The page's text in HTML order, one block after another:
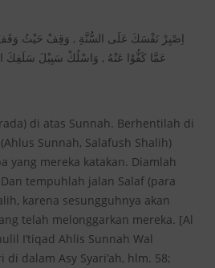
اِصْبِرْ نَفْسَكَ عَلَى السُّنَّةِ , وَقِفْ حَيْثُ وَقَفَ
عَمَّا كَفُّوْا عَنْهُ , وَاسْلُكْ سَبِيْلَ سَلَفِكَ
di atas Sunnah. Berhentilah di
Sunnah, Salafush Shalih)
yang mereka katakan. Diamlah
tempuhlah jalan Salaf (para
karena sesungguhnya akan
telah melonggarkan mereka. [Al
I’tiqad Ahlis Sunnah Wal
di dalam Asy Syari’ah, hlm. 58;